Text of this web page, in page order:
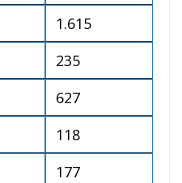
1.615
235
627
118
177